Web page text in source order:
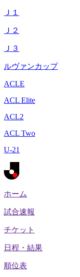
Ｊ１
Ｊ２
Ｊ３
ルヴァンカップ
ACLE
ACL Elite
ACL2
ACL Two
U-21
ホーム
試合速報
チケット
日程・結果
順位表